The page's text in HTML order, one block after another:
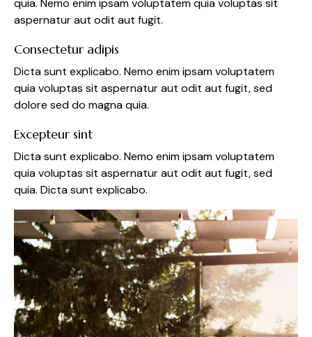
quia. Nemo enim ipsam voluptatem quia voluptas sit
aspernatur aut odit aut fugit.
Consectetur adipis
Dicta sunt explicabo. Nemo enim ipsam voluptatem
quia voluptas sit aspernatur aut odit aut fugit, sed
dolore sed do magna quia.
Excepteur sint
Dicta sunt explicabo. Nemo enim ipsam voluptatem
quia voluptas sit aspernatur aut odit aut fugit, sed
quia. Dicta sunt explicabo.